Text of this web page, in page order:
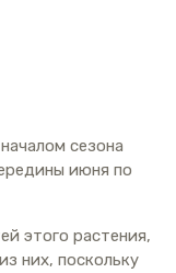
сезона
июня по
этого растения,
них, поскольку